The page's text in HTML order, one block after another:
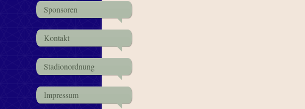
Sponsoren
Kontakt
Stadionordnung
Impressum